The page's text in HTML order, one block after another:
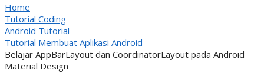
Home
Tutorial Coding
Android Tutorial
Tutorial Membuat Aplikasi Android
Belajar AppBarLayout dan CoordinatorLayout pada Android
Material Design